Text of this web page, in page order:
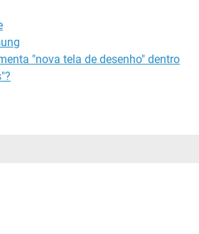
"nova tela de desenho" dentro